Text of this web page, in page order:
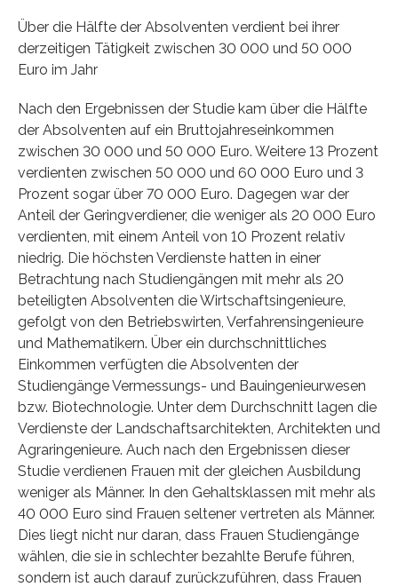
Über die Hälfte der Absolventen verdient bei ihrer
derzeitigen Tätigkeit zwischen 30 000 und 50 000
Euro im Jahr
Nach den Ergebnissen der Studie kam über die Hälfte
der Absolventen auf ein Bruttojahreseinkommen
zwischen 30 000 und 50 000 Euro. Weitere 13 Prozent
verdienten zwischen 50 000 und 60 000 Euro und 3
Prozent sogar über 70 000 Euro. Dagegen war der
Anteil der Geringverdiener, die weniger als 20 000 Euro
verdienten, mit einem Anteil von 10 Prozent relativ
niedrig. Die höchsten Verdienste hatten in einer
Betrachtung nach Studiengängen mit mehr als 20
beteiligten Absolventen die Wirtschaftsingenieure,
gefolgt von den Betriebswirten, Verfahrensingenieure
und Mathematikern. Über ein durchschnittliches
Einkommen verfügten die Absolventen der
Studiengänge Vermessungs- und Bauingenieurwesen
bzw. Biotechnologie. Unter dem Durchschnitt lagen die
Verdienste der Landschaftsarchitekten, Architekten und
Agraringenieure. Auch nach den Ergebnissen dieser
Studie verdienen Frauen mit der gleichen Ausbildung
weniger als Männer. In den Gehaltsklassen mit mehr als
40 000 Euro sind Frauen seltener vertreten als Männer.
Dies liegt nicht nur daran, dass Frauen Studiengänge
wählen, die sie in schlechter bezahlte Berufe führen,
sondern ist auch darauf zurückzuführen, dass Frauen